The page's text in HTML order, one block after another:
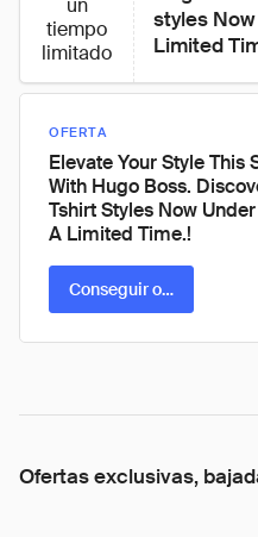
un
tiempo
limitado
styles
Limited
OFERTA
Elevate Your Style This
With Hugo Boss.
Tshirt Styles Now
A Limited Time.!
Conseguir oferta
Ofertas exclusivas,